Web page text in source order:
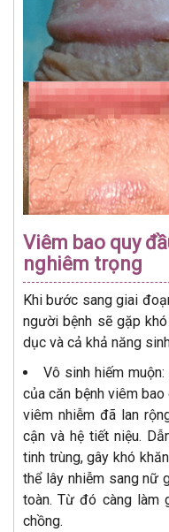
Viêm bao quy
nghiêm trọng
Khi bước sang giai
người bệnh sẽ gặp
dục và cả khả năng
Vô sinh hiếm
của căn bệnh viêm
viêm nhiễm đã lan
cận và hệ tiết niệu.
tinh trùng, gây khó
thể lây nhiễm sang nữ
toàn. Từ đó càng làm
chồng.